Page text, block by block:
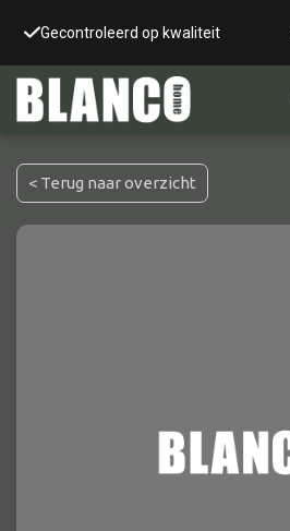
Gecontroleerd op kwaliteit
< Terug naar overzicht